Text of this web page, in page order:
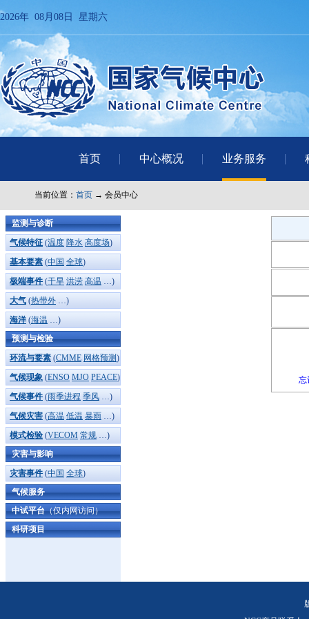
2026年 08月08日 星期六
首页 中心概况 业务服务
当前位置： 首页 → 会员中心
监测与诊断
气候特征 (温度 降水 高度场)
基本要素 (中国 全球)
极端事件(干旱 洪涝 高温 …)
大气 (热带外 …)
海洋(海温 …)
预测与检验
环流与要素 (CMME 网格预测)
气候现象 (ENSO MJO PEACE)
气候事件(雨季进程 季风 …)
气候灾害 (高温 低温 暴雨 …)
模式检验(VECOM 常规 …)
灾害与影响
灾害事件(中国 全球)
气候服务
中试平台（仅内网访问）
科研项目
忘